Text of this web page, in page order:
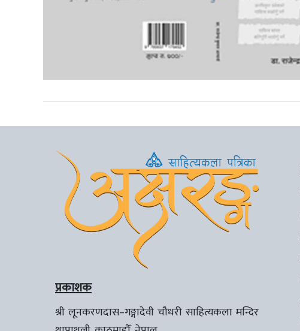
प्रकाशक
श्री लूनकरणदास–गङ्गादेवी चौधरी साहित्यकला मन्दिर